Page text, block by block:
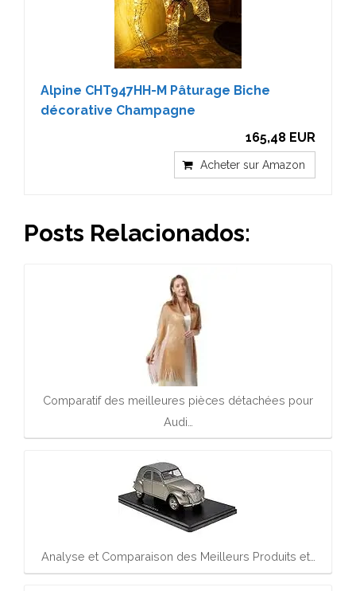
Alpine CHT947HH-M Pâturage Biche
décorative Champagne
165,48 EUR
Acheter sur Amazon
Posts Relacionados:
Comparatif des meilleures pièces détachées pour
Audi…
Analyse et Comparaison des Meilleurs Produits et…